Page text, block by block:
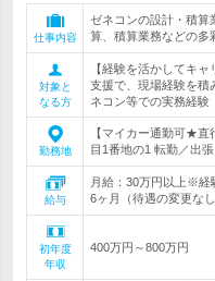
仕事内容
ゼネコンの設計・積算
算、積算業務などの多
対象と
なる方
【経験を活かしてキ
支援で、現場経験を積
ネコン等での実務経験
勤務地
【マイカー通勤可★直
目1番地の1 転勤／出
給与
月給：30万円以上※経
6ヶ月（待遇の変更な
初年度
年収
400万円～800万円